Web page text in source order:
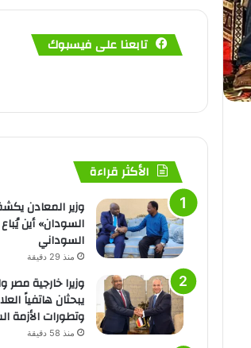
تابعنا على فيسبوك
الأكثر قراءة
وزير المعادن
السودان» أين
السوداني
منذ 29 دقيقة
وزيرا خارجية مصر
يبحثان هاتفياً
وتطورات الأزمة
منذ 58 دقيقة